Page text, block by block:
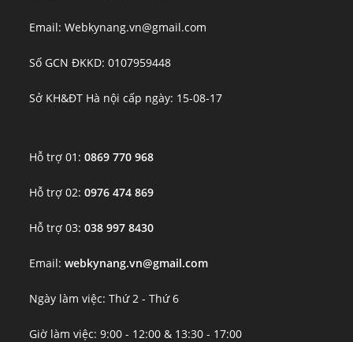
Email: Webkynang.vn@gmail.com
Số GCN ĐKKD: 0107959448
Sở KH&ĐT Hà nội cấp ngày: 15-08-17
Hỗ trợ 01:0869 770 968
Hỗ trợ 02:0976 474 869
Hỗ trợ 03:038 997 8430
Email:webkynang.vn@gmail.com
Ngày làm việc: Thứ 2 - Thứ 6
Giờ làm việc: 9:00 - 12:00 & 13:30 - 17:00